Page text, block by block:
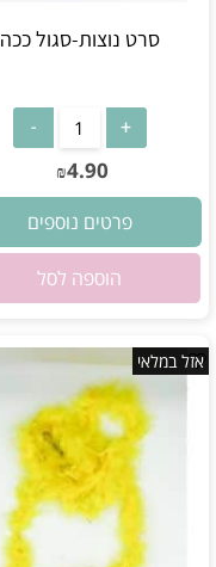
סרט נוצות-סגול ככה
₪4.90
פרטים נוספים
הוספה לסל
אזל במלאי